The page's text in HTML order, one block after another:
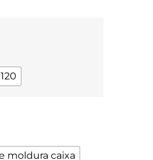
moldura caixa